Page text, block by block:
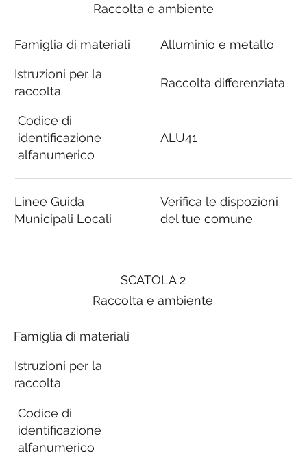
SCATOLA 2
Raccolta e ambiente
Famiglia di materiali
Istruzioni per la
raccolta
Codice di
identificazione
alfanumerico
Raccolta e ambiente
Famiglia di materiali
Istruzioni per la
raccolta
Codice di
identificazione
alfanumerico
Linee Guida
Municipali Locali
Alluminio e metallo
Raccolta differenziata
ALU41
Verifica le dispozioni
del tue comune